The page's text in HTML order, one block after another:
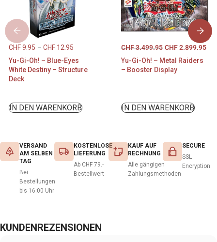
CHF9.95 – CHF 12.95
Yu-Gi-Oh! – Blue-Eyes
White Destiny – Structure
Deck
IN DEN WARENKORB
CHF3.499.95 CHF2.899.95
Yu-Gi-Oh! – Metal Raiders
– Booster Display
IN DEN WARENKORB
VERSAND
AM SELBEN
TAG
Bei
Bestellungen
bis 16:00 Uhr
KOSTENLOSE
LIEFERUNG
Ab CHF 79.-
Bestellwert
KAUF AUF
RECHNUNG
Alle gängigen
Zahlungsmethoden
SECURE
SSL
Encryption
KUNDENREZENSIONEN